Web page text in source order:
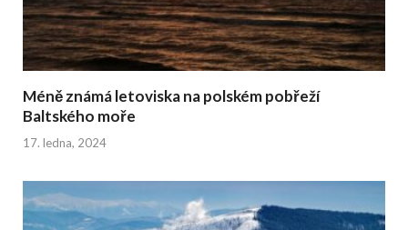
Méně známá letoviska na polském pobřeží
Baltského moře
17. ledna, 2024